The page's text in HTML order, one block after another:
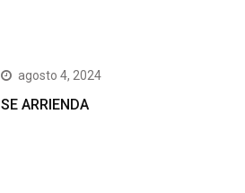
agosto 4, 2024
SE ARRIENDA